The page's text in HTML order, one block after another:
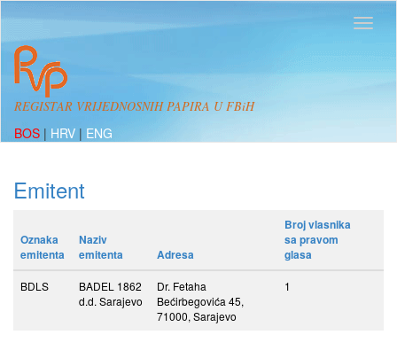
REGISTAR VRIJEDNOSNIH PAPIRA U FBiH
BOS | HRV | ENG
Emitent
Oznaka
emitenta
Naziv
emitenta
Adresa
Broj vlasnika
sa pravom
glasa
BDLS
BADEL 1862
d.d. Sarajevo
Dr. Fetaha
Bećirbegovića 45,
71000, Sarajevo
1